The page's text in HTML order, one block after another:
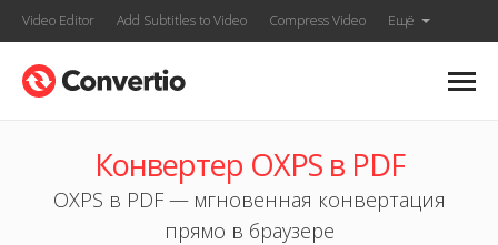
Video Editor Add Subtitles to Video Compress Video Ещё
Конвертер OXPS в PDF
OXPS в PDF — мгновенная конвертация
прямо в браузере